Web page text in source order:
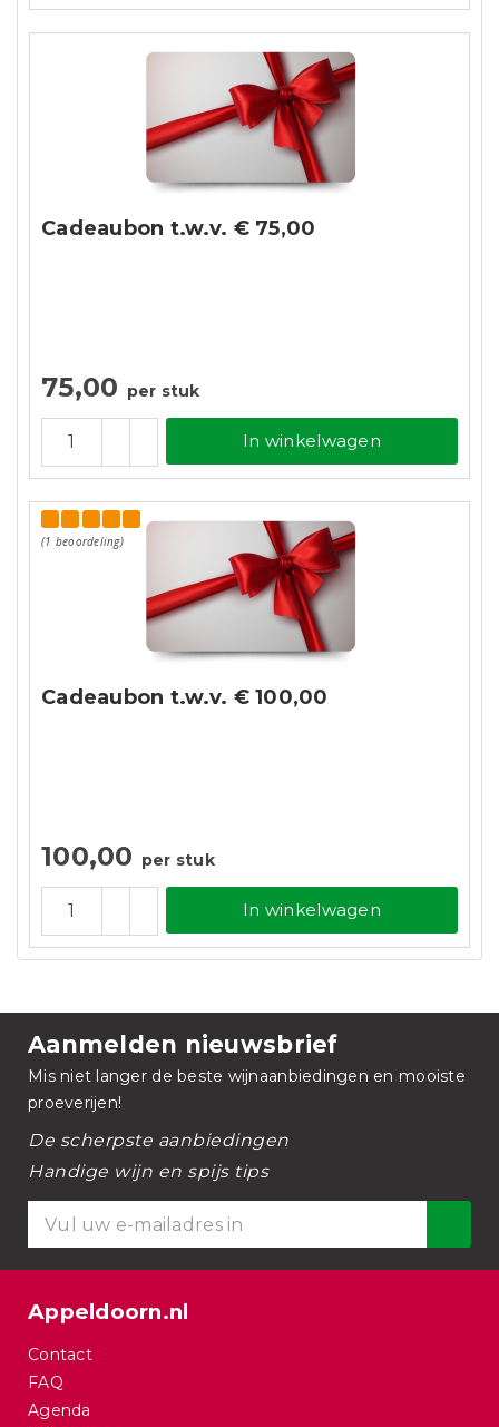
Cadeaubon t.w.v. € 75,00
75,00 per stuk
In winkelwagen
(1 beoordeling)
Cadeaubon t.w.v. € 100,00
100,00 per stuk
In winkelwagen
Aanmelden nieuwsbrief
Mis niet langer de beste wijnaanbiedingen en mooiste
proeverijen!
De scherpste aanbiedingen
Handige wijn en spijs tips
Appeldoorn.nl
Contact
FAQ
Agenda